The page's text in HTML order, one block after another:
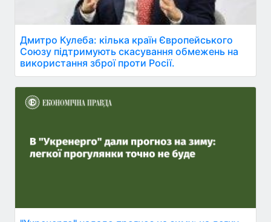
Дмитро Кулеба: кілька країн Європейського
Союзу підтримують скасування обмежень на
використання зброї проти Росії.